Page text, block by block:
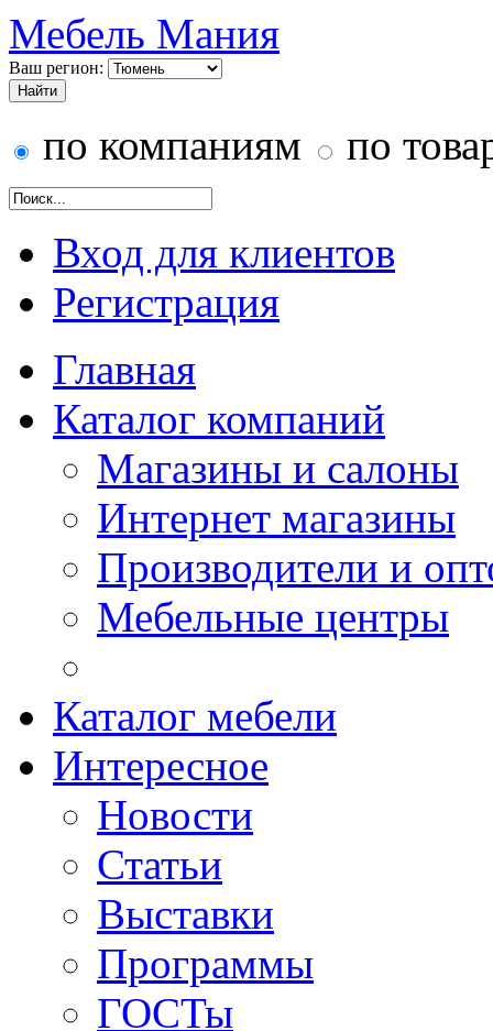
Мебель Мания
Ваш регион:
по компаниям по
Вход для клиентов
Регистрация
Главная
Каталог компаний
Магазины и салоны
Интернет магазины
Производители и
Мебельные центры
Каталог мебели
Интересное
Новости
Статьи
Выставки
Программы
ГОСТы